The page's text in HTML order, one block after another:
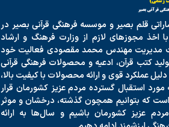
قلم بصیر و موسسه فرهنگی قرآنی بصیر در
سال ۱۳۸۸ با اخذ مجوزهای لازم از وزارت فرهنگ و ارشاد
مدیریت مهندس محمد مقصودی فعالیت خود
کتب قرآن، ادعیه و محصولات فرهنگی قرآنی
دلیل عملکرد قوی و ارائه محصولات با کیفیت بالا،
استقبال گسترده مردم عزیز کشورمان قرار
که بتوانیم همچون گذشته، درخشان و موثر
عزیز کشورمان باشیم و سال‌ها به ارائه